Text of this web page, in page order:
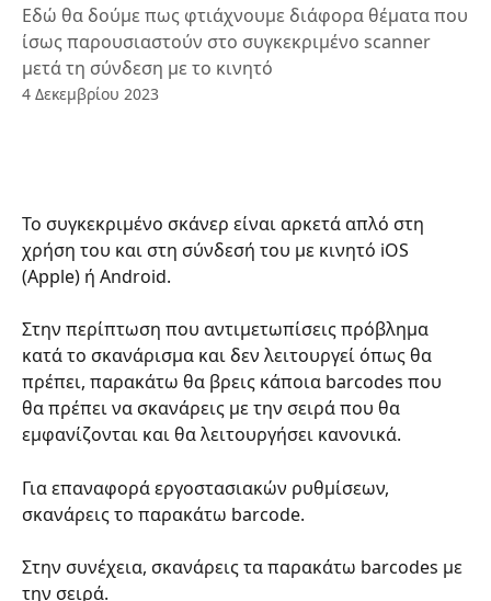
Εδώ θα δούμε πως φτιάχνουμε διάφορα θέματα που
ίσως παρουσιαστούν στο συγκεκριμένο scanner
μετά τη σύνδεση με το κινητό
4 Δεκεμβρίου 2023
Το συγκεκριμένο σκάνερ είναι αρκετά απλό στη
χρήση του και στη σύνδεσή του με κινητό iOS
(Apple) ή Android.
Στην περίπτωση που αντιμετωπίσεις πρόβλημα
κατά το σκανάρισμα και δεν λειτουργεί όπως θα
πρέπει, παρακάτω θα βρεις κάποια barcodes που
θα πρέπει να σκανάρεις με την σειρά που θα
εμφανίζονται και θα λειτουργήσει κανονικά.
Για επαναφορά εργοστασιακών ρυθμίσεων,
σκανάρεις το παρακάτω barcode.
Στην συνέχεια, σκανάρεις τα παρακάτω barcodes με
την σειρά.